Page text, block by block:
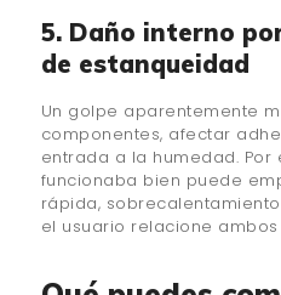
5. Daño interno
de estanqueidad
Un golpe aparentemente
componentes, afectar
entrada a la humedad. Por
funcionaba bien puede
rápida,
el usuario relacione ambos